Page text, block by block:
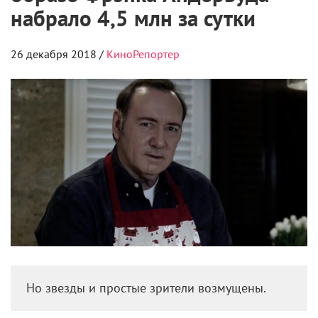
набрало 4,5 млн за сутки
26 декабря 2018 / КиноРепортер
Но звезды и простые зрители возмущены.